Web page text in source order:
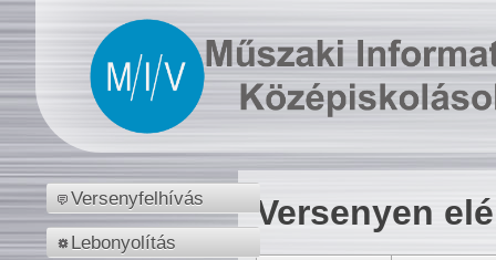
Versenyfelhívás
Lebonyolítás
Versenyen